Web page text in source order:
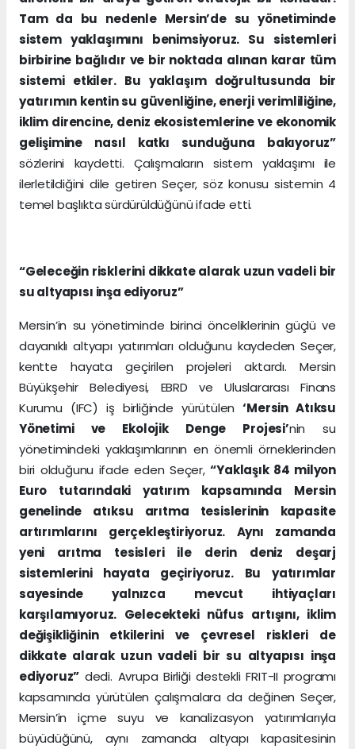
Tam da bu nedenle Mersin’de su yönetiminde
sistem yaklaşımını benimsiyoruz. Su sistemleri
birbirine bağlıdır ve bir noktada alınan karar tüm
sistemi etkiler. Bu yaklaşım doğrultusunda bir
yatırımın kentin su güvenliğine, enerji verimliliğine,
iklim direncine, deniz ekosistemlerine ve ekonomik
gelişimine nasıl katkı sunduğuna bakıyoruz”
sözlerini kaydetti. Çalışmaların sistem yaklaşımı ile
ilerletildiğini dile getiren Seçer, söz konusu sistemin 4
temel başlıkta sürdürüldüğünü ifade etti.
“Geleceğin risklerini dikkate alarak uzun vadeli bir
su altyapısı inşa ediyoruz”
Mersin’in su yönetiminde birinci önceliklerinin güçlü ve
dayanıklı altyapı yatırımları olduğunu kaydeden Seçer,
kentte hayata geçirilen projeleri aktardı. Mersin
Büyükşehir Belediyesi, EBRD ve Uluslararası Finans
Kurumu (IFC) iş birliğinde yürütülen‘Mersin Atıksu
Yönetimi ve Ekolojik Denge Projesi’nin su
yönetimindeki yaklaşımlarının en önemli örneklerinden
biri olduğunu ifade eden Seçer,“Yaklaşık 84 milyon
Euro tutarındaki yatırım kapsamında Mersin
genelinde atıksu arıtma tesislerinin kapasite
artırımlarını gerçekleştiriyoruz. Aynı zamanda
yeni arıtma tesisleri ile derin deniz deşarj
sistemlerini hayata geçiriyoruz. Bu yatırımlar
sayesinde yalnızca mevcut ihtiyaçları
karşılamıyoruz. Gelecekteki nüfus artışını, iklim
değişikliğinin etkilerini ve çevresel riskleri de
dikkate alarak uzun vadeli bir su altyapısı inşa
ediyoruz” dedi. Avrupa Birliği destekli FRIT-II programı
kapsamında yürütülen çalışmalara da değinen Seçer,
Mersin’in içme suyu ve kanalizasyon yatırımlarıyla
büyüdüğünü, aynı zamanda altyapı kapasitesinin